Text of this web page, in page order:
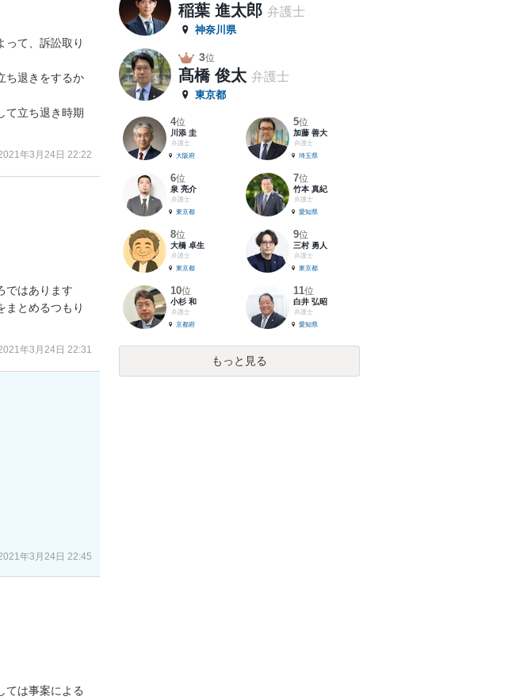
って、訴訟取り
ち退きをするか
て立ち退き時期
年3月24日 22:22
ではあります
まとめるつもり
年3月24日 22:31
年3月24日 22:45
ては事案による
稲葉 進太郎 弁護士
神奈川県
3位
髙橋 俊太 弁護士
東京都
4位
川添 圭
弁護士
大阪府
5位
加藤 善大
弁護士
埼玉県
6位
泉 亮介
弁護士
東京都
7位
竹本 真紀
弁護士
愛知県
8位
大橋 卓生
弁護士
東京都
9位
三村 勇人
弁護士
東京都
10位
小杉 和
弁護士
京都府
11位
白井 弘昭
弁護士
愛知県
もっと見る